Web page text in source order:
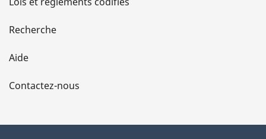
e
l
a
Recherche
Aide
Contactez-nous